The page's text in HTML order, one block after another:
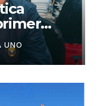
de Keiko
UNO